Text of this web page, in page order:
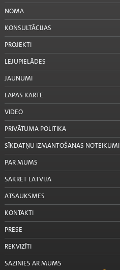
NOMA
KONSULTĀCIJAS
PROJEKTI
LEJUPIELĀDES
JAUNUMI
LAPAS KARTE
VIDEO
PRIVĀTUMA POLITIKA
SĪKDATŅU IZMANTOŠANAS NOTEIKUMI
PAR MUMS
SAKRET LATVIJA
ATSAUKSMES
KONTAKTI
PRESE
REKVIZĪTI
SAZINIES AR MUMS